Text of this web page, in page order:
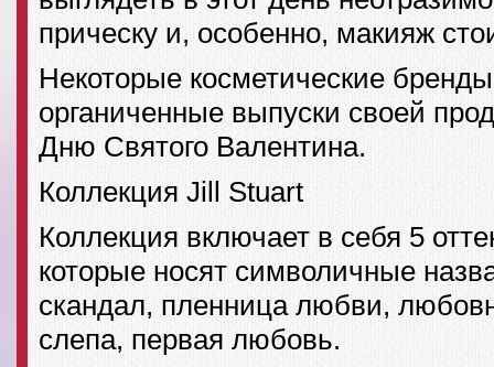
прическу и, особенно, макияж
Некоторые косметические
органиченные выпуски своей
Дню Святого Валентина.
Коллекция Jill Stuart
Коллекция включает в себя 5
которые носят символичные
скандал, пленница любви,
слепа, первая любовь.